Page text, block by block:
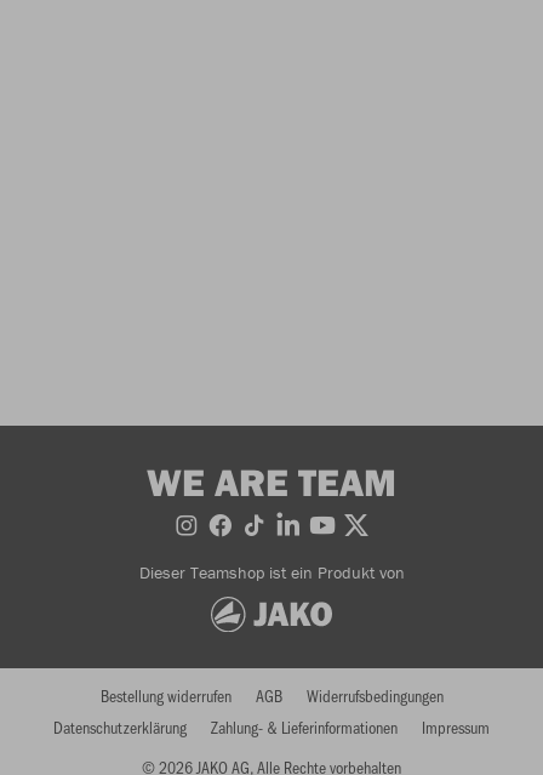
WE ARE TEAM
Dieser Teamshop ist ein Produkt von
© 2026 JAKO AG, Alle Rechte vorbehalten
Bestellung widerrufen AGB
Widerrufsbedingungen
Datenschutzerklärung
Zahlung- & Lieferinformationen Impressum